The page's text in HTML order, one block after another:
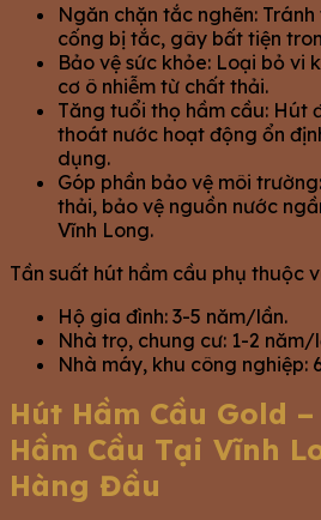
Ngăn chặn tắc nghẽn:
cống bị tắc, gây bất tiện
Bảo vệ sức khỏe: Loại bỏ vi
cơ ô nhiễm từ chất thải.
Tăng tuổi thọ hầm cầu: Hút
thoát nước hoạt động ổn
dụng.
Góp phần bảo vệ môi
thải, bảo vệ nguồn nước
Vĩnh Long.
Tần suất hút hầm cầu phụ thuộc
Hộ gia đình: 3-5 năm/lần.
Nhà trọ, chung cư: 1-2 năm/
Nhà máy, khu công nghiệp:
Hút Hầm Cầu Gold
Hầm Cầu Tại Vĩnh
Hàng Đầu